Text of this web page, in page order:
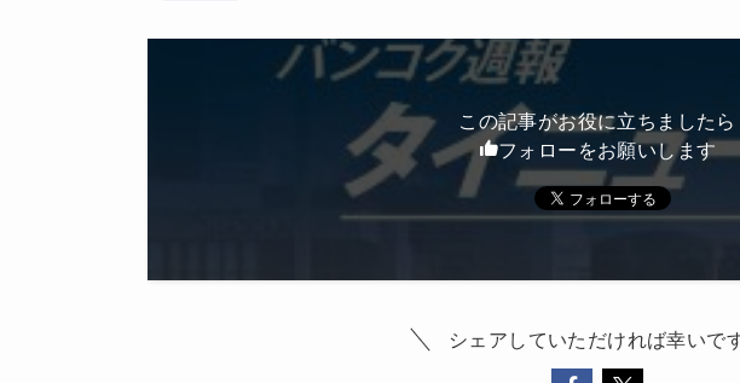
この記事がお役に立ちましたら
フォローをお願いします
シェアしていただければ幸いで